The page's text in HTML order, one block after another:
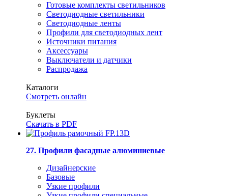
Готовые комплекты светильников
Светодиодные светильники
Светодиодные ленты
Профили для светодиодных лент
Источники питания
Аксессуары
Выключатели и датчики
Распродажа
Каталоги
Смотреть онлайн
Буклеты
Скачать в PDF
27. Профили фасадные алюминиевые
Дизайнерские
Базовые
Узкие профили